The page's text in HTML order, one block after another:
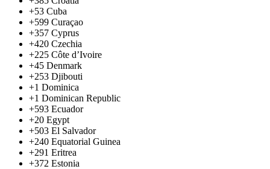
+53 Cuba
+599 Curaçao
+357 Cyprus
+420 Czechia
+225 Côte d’Ivoire
+45 Denmark
+253 Djibouti
+1 Dominica
+1 Dominican Republic
+593 Ecuador
+20 Egypt
+503 El Salvador
+240 Equatorial Guinea
+291 Eritrea
+372 Estonia